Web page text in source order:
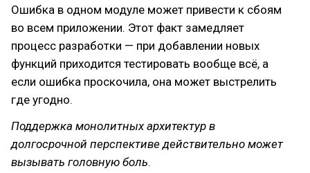
Ошибка в одном модуле может привести к сбоям
во всем приложении. Этот факт замедляет
процесс разработки — при добавлении новых
функций приходится тестировать вообще всё, а
если ошибка проскочила, она может выстрелить
где угодно.
Поддержка монолитных архитектур в
долгосрочной перспективе действительно может
вызывать головную боль.